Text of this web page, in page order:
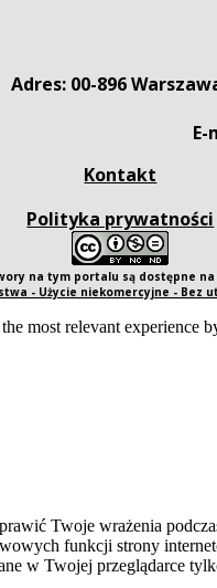
Adres: 00-896
Kontakt
Polityka prywatności
na tym portalu są dostępne na
- Użycie niekomercyjne - Bez
most relevant
Twoje wrażenia
funkcji strony
w Twojej przeglądarce